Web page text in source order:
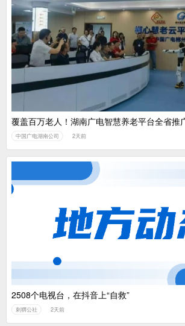
覆盖百万老人！湖南广电智慧养老平台全省推
中国广电湖南公司 2天前
2508个电视台，在抖音上“自救”
刺猬公社 2天前